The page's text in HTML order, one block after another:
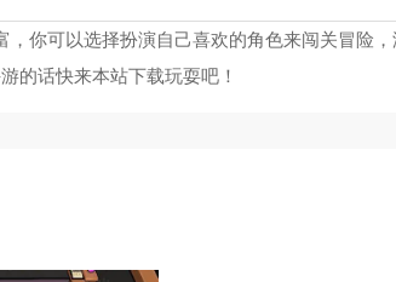
你可以选择扮演自己喜欢的角色来闯关冒险，
的话快来本站下载玩耍吧！